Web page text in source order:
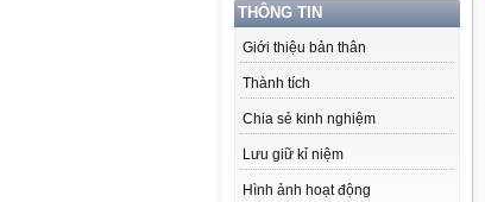
THÔNG TIN
Giới thiệu bản thân
Thành tích
Chia sẻ kinh nghiệm
Lưu giữ kỉ niệm
Hình ảnh hoạt động